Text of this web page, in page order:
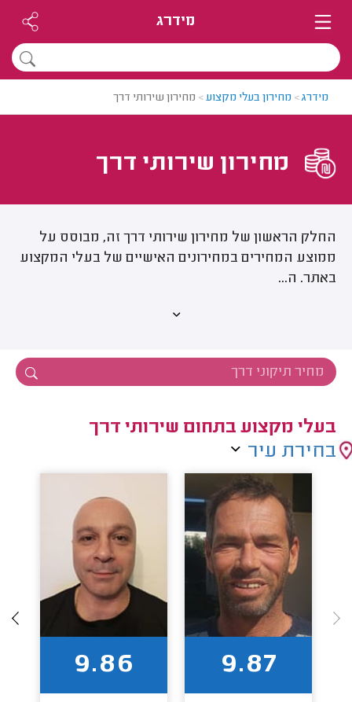
מידרג
מידרג> מחירון בעלי מקצוע> מחירון שירותי דרך
מחירון שירותי דרך
החלק הראשון של מחירון שירותי דרך זה, מבוסס על
ממוצע המחירים במחירונים האישיים של בעלי המקצוע
באתר. ה...
בעלי מקצוע בתחום שירותי דרך
בחירת עיר
9.87
9.86